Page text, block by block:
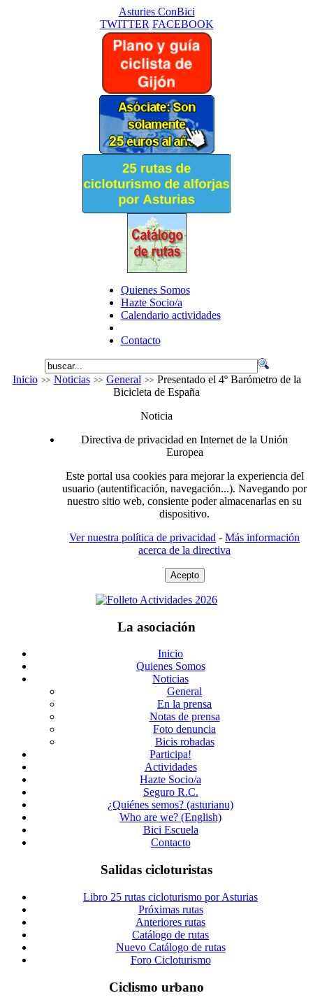
Asturies ConBici
TWITTER FACEBOOK
Quienes Somos
Hazte Socio/a
Calendario actividades
Contacto
Inicio Noticias General
Presentado el 4º Barómetro de la
Bicicleta de España
Noticia
Directiva de privacidad en Internet de la Unión
Europea
Este portal usa cookies para mejorar la experiencia del
usuario (autentificación, navegación...). Navegando por
nuestro sitio web, consiente poder almacenarlas en su
dispositivo.
Ver nuestra política de privacidad - Más información
acerca de la directiva
Acepto
La asociación
Inicio
Quienes Somos
Noticias
General
En la prensa
Notas de prensa
Foto denuncia
Bicis robadas
Participa!
Actividades
Hazte Socio/a
Seguro R.C.
¿Quiénes semos? (asturianu)
Who are we? (English)
Bici Escuela
Contacto
Salidas cicloturistas
Libro 25 rutas cicloturismo por Asturias
Próximas rutas
Anteriores rutas
Catálogo de rutas
Nuevo Catálogo de rutas
Foro Cicloturismo
Ciclismo urbano